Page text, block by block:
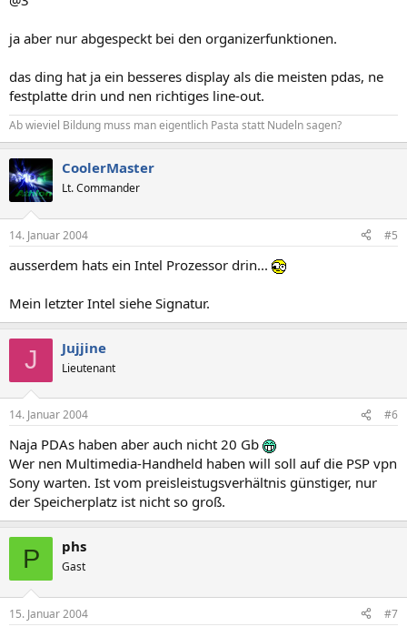
ja aber nur abgespeckt bei den organizerfunktionen.
das ding hat ja ein besseres display als die meisten pdas, ne
festplatte drin und nen richtiges line-out.
Ab wieviel Bildung muss man eigentlich Pasta statt Nudeln sagen?
CoolerMaster
Lt. Commander
14. Januar 2004 #5
ausserdem hats ein Intel Prozessor drin...
Mein letzter Intel siehe Signatur.
J Jujjine
Lieutenant
14. Januar 2004 #6
Naja PDAs haben aber auch nicht 20 Gb
Wer nen Multimedia-Handheld haben will soll auf die PSP vpn
Sony warten. Ist vom preisleistugsverhältnis günstiger, nur
der Speicherplatz ist nicht so groß.
P phs
Gast
15. Januar 2004 #7